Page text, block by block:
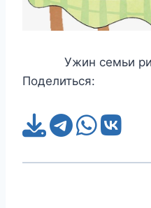
Ужин семьи
Поделиться: